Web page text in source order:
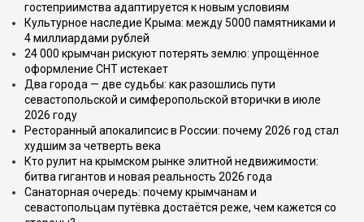
гостеприимства адаптируется к новым условиям
Культурное наследие Крыма: между 5000 памятниками и
4 миллиардами рублей
24 000 крымчан рискуют потерять землю: упрощённое
оформление СНТ истекает
Два города — две судьбы: как разошлись пути
севастопольской и симферопольской вторички в июле
2026 году
Ресторанный апокалипсис в России: почему 2026 год стал
худшим за четверть века
Кто рулит на крымском рынке элитной недвижимости:
битва гигантов и новая реальность 2026 года
Санаторная очередь: почему крымчанам и
севастопольцам путёвка достаётся реже, чем кажется со